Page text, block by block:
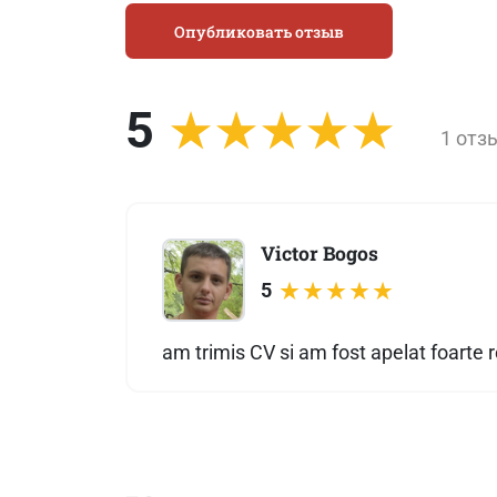
Опубликовать отзыв
5 1
Victor Bogos
5
am trimis CV si am fost apelat foarte